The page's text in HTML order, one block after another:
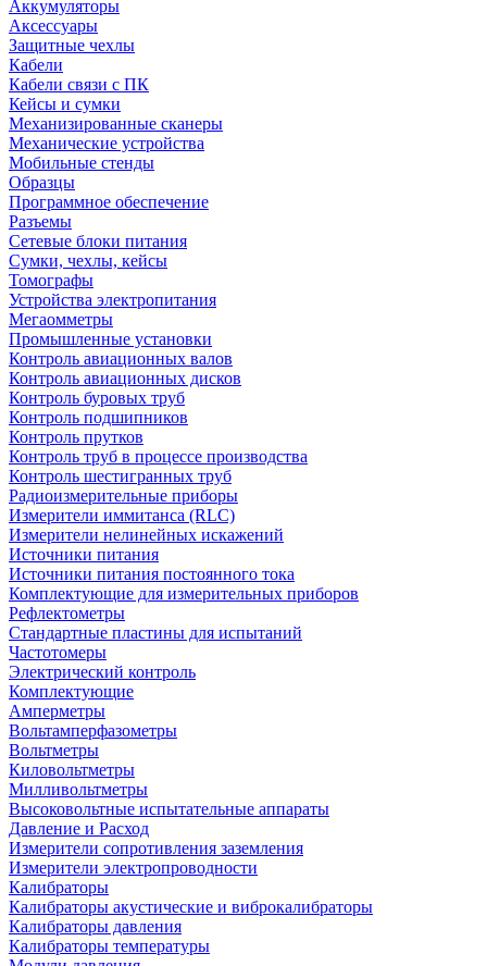
Аккумуляторы
Аксессуары
Защитные чехлы
Кабели
Кабели связи с ПК
Кейсы и сумки
Механизированные сканеры
Механические устройства
Мобильные стенды
Образцы
Программное обеспечение
Разъемы
Сетевые блоки питания
Сумки, чехлы, кейсы
Томографы
Устройства электропитания
Мегаомметры
Промышленные установки
Контроль авиационных валов
Контроль авиационных дисков
Контроль буровых труб
Контроль подшипников
Контроль прутков
Контроль труб в процессе производства
Контроль шестигранных труб
Радиоизмерительные приборы
Измерители иммитанса (RLC)
Измерители нелинейных искажений
Источники питания
Источники питания постоянного тока
Комплектующие для измерительных приборов
Рефлектометры
Стандартные пластины для испытаний
Частотомеры
Электрический контроль
Комплектующие
Амперметры
Вольтамперфазометры
Вольтметры
Киловольтметры
Милливольтметры
Высоковольтные испытательные аппараты
Давление и Расход
Измерители сопротивления заземления
Измерители электропроводности
Калибраторы
Калибраторы акустические и виброкалибраторы
Калибраторы давления
Калибраторы температуры